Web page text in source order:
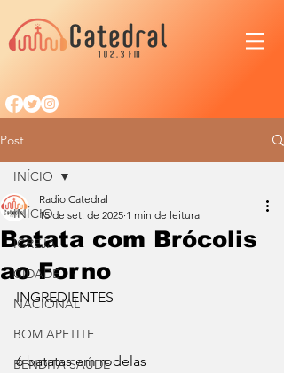
Post
INÍCIO
IGREJA
CIDADE
NACIONAL
BOM APETITE
BENDITA SAÚDE
INÍCIO
Batata com Brócolis
ao Forno
Radio Catedral
15 de set. de 2025 1 min de leitura
INGREDIENTES
6 batatas em rodelas